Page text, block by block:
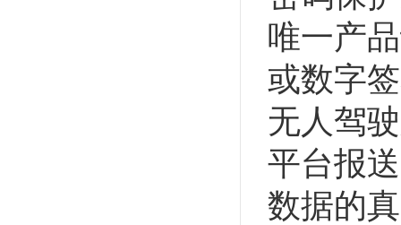
唯一产
或数字
无人驾
平台报
数据的